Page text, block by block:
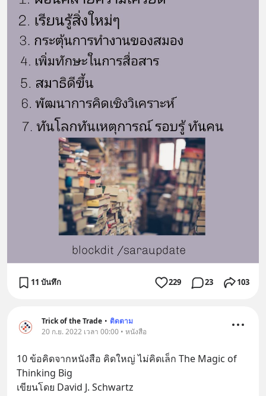
11 บันทึก 229 23 103
Trick of the Trade • ติดตาม
20 ก.ย. 2022 เวลา 00:00 • หนังสือ
10 ข้อคิดจากหนังสือ คิดใหญ่ ไม่คิดเล็ก The Magic of
Thinking Big
เขียนโดย David J. Schwartz